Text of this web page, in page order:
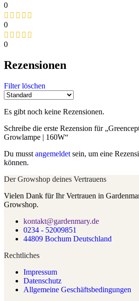
0
0
0
Rezensionen
Filter löschen
Es gibt noch keine Rezensionen.
Schreibe die erste Rezension für
Growlampe | 160W“
Du musst angemeldet sein, um eine
können.
Der Growshop deines Vertrauens
Vielen Dank für Ihr Vertrauen in
Growshop.
kontakt@gardenmary.de
0234 - 52009851
44809 Bochum Deutschland
Rechtliches
Impressum
Datenschutz
Allgemeine Geschäftsbedingungen